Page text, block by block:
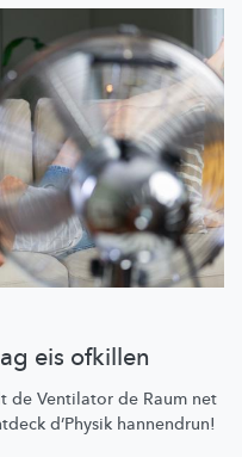
eis ofkillen
de Ventilator de Raum net
d’Physik hannendrun!